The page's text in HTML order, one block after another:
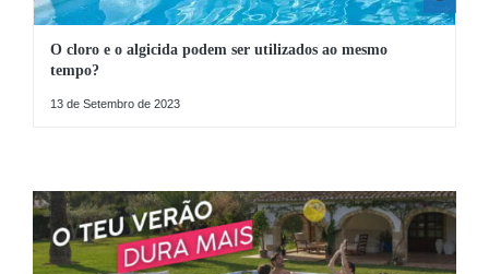
O cloro e o algicida podem ser utilizados ao mesmo
tempo?
13 de Setembro de 2023